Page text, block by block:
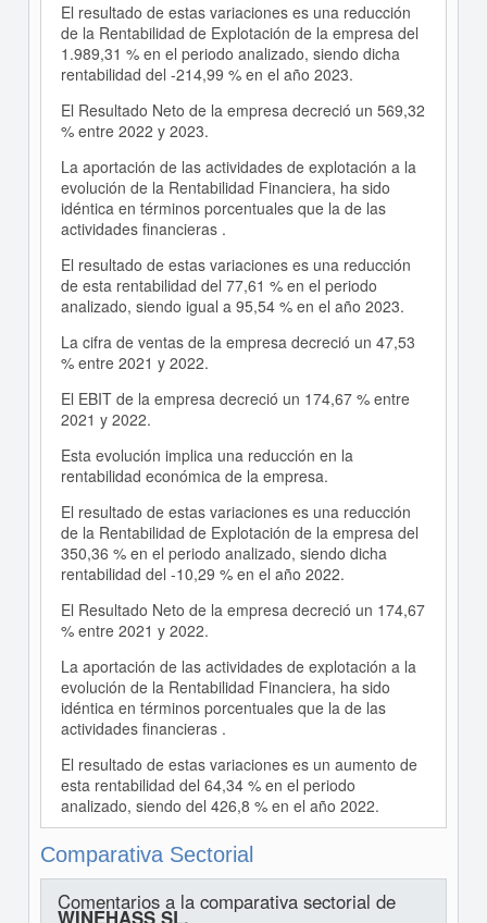
El resultado de estas variaciones es una reducción
de la Rentabilidad de Explotación de la empresa del
1.989,31 % en el periodo analizado, siendo dicha
rentabilidad del -214,99 % en el año 2023.
El Resultado Neto de la empresa decreció un 569,32
% entre 2022 y 2023.
La aportación de las actividades de explotación a la
evolución de la Rentabilidad Financiera, ha sido
idéntica en términos porcentuales que la de las
actividades financieras .
El resultado de estas variaciones es una reducción
de esta rentabilidad del 77,61 % en el periodo
analizado, siendo igual a 95,54 % en el año 2023.
La cifra de ventas de la empresa decreció un 47,53
% entre 2021 y 2022.
El EBIT de la empresa decreció un 174,67 % entre
2021 y 2022.
Esta evolución implica una reducción en la
rentabilidad económica de la empresa.
El resultado de estas variaciones es una reducción
de la Rentabilidad de Explotación de la empresa del
350,36 % en el periodo analizado, siendo dicha
rentabilidad del -10,29 % en el año 2022.
El Resultado Neto de la empresa decreció un 174,67
% entre 2021 y 2022.
La aportación de las actividades de explotación a la
evolución de la Rentabilidad Financiera, ha sido
idéntica en términos porcentuales que la de las
actividades financieras .
El resultado de estas variaciones es un aumento de
esta rentabilidad del 64,34 % en el periodo
analizado, siendo del 426,8 % en el año 2022.
Comparativa Sectorial
Comentarios a la comparativa sectorial de
WINEHASS SL.